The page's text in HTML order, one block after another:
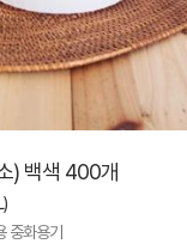
) 백색 400개
중화용기